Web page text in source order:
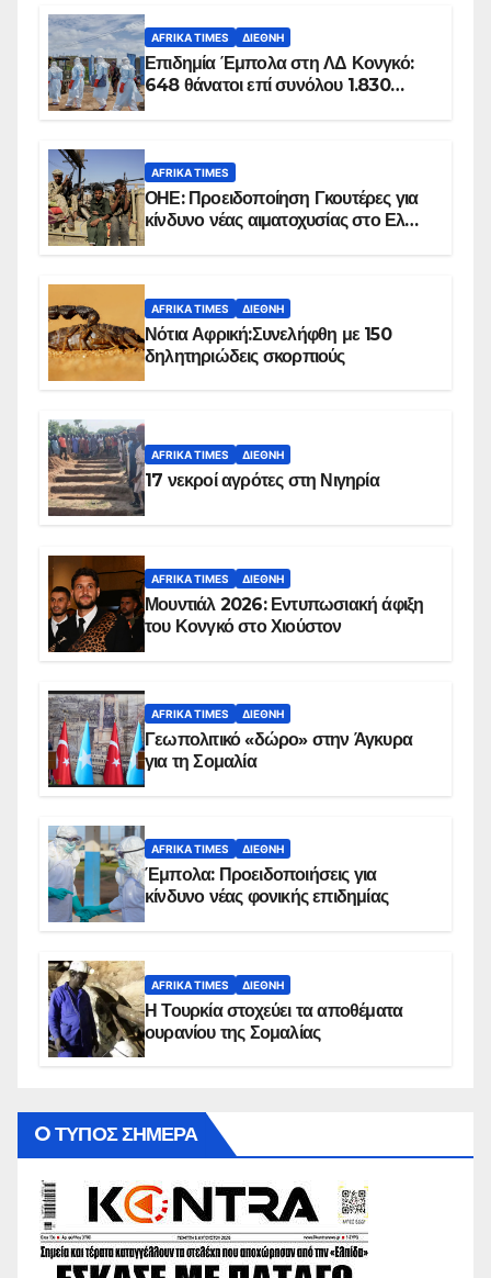
AFRIKA TIMES ΔΙΕΘΝΉ
Επιδημία Έμπολα στη ΛΔ Κονγκό:
648 θάνατοι επί συνόλου 1.830
AFRIKA TIMES
ΟΗΕ: Προειδοποίηση Γκουτέρες για
κίνδυνο νέας αιματοχυσίας στο Ελ
AFRIKA TIMES ΔΙΕΘΝΉ
Νότια Αφρική:Συνελήφθη με 150
δηλητηριώδεις σκορπιούς
AFRIKA TIMES ΔΙΕΘΝΉ
17 νεκροί αγρότες στη Νιγηρία
AFRIKA TIMES ΔΙΕΘΝΉ
Μουντιάλ 2026: Εντυπωσιακή άφιξη
του Κονγκό στο Χιούστον
AFRIKA TIMES ΔΙΕΘΝΉ
Γεωπολιτικό «δώρο» στην Άγκυρα
για τη Σομαλία
AFRIKA TIMES ΔΙΕΘΝΉ
Έμπολα: Προειδοποιήσεις για
κίνδυνο νέας φονικής επιδημίας
AFRIKA TIMES ΔΙΕΘΝΉ
Η Τουρκία στοχεύει τα αποθέματα
ουρανίου της Σομαλίας
O ΤΥΠΟΣ ΣΗΜΕΡΑ